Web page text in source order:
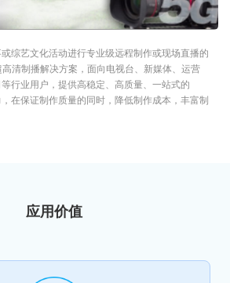
综艺文化活动进行专业级远程制作或现场直播的
清制播解决方案，面向电视台、新媒体、运营
行业用户，提供高稳定、高质量、一站式的
在保证制作质量的同时，降低制作成本，丰富制
应用价值